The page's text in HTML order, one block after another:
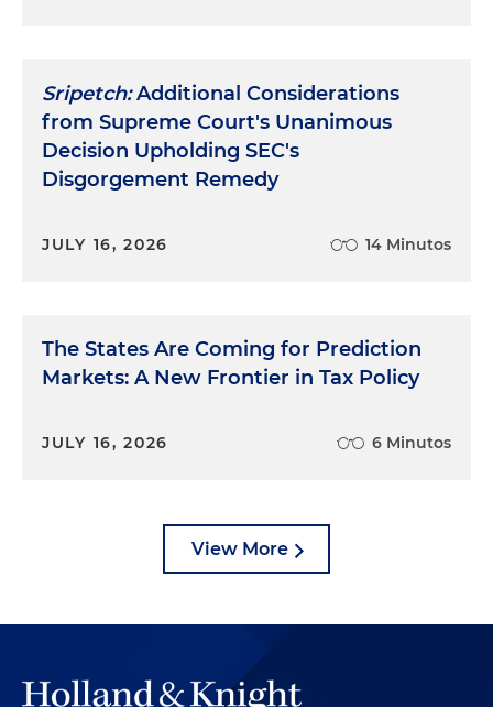
Sripetch:Additional Considerations
from Supreme Court's Unanimous
Decision Upholding SEC's
Disgorgement Remedy
JULY 16, 2026 14 Minutos
The States Are Coming for Prediction
Markets: A New Frontier in Tax Policy
JULY 16, 2026 6 Minutos
View More